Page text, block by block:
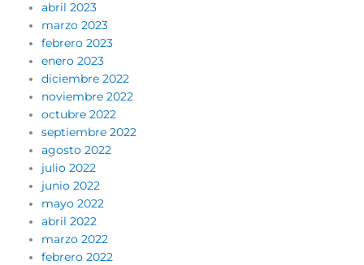
abril 2023
marzo 2023
febrero 2023
enero 2023
diciembre 2022
noviembre 2022
octubre 2022
septiembre 2022
agosto 2022
julio 2022
junio 2022
mayo 2022
abril 2022
marzo 2022
febrero 2022